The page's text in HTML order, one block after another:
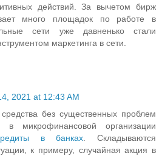
действий. За вычетом бирж
много площадок по работе в
сети уже давненько стали
маркетинга в сети.
2021 at 12:43 AM
без существенных проблем
в микрофинансовой организации
в банках. Складываются
к примеру, случайная акция в